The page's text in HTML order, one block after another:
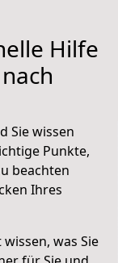
Hilfe
Sie wissen
Punkte,
beachten
Ihres
was Sie